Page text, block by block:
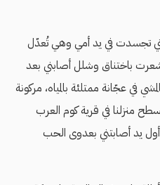
تجسدت في يد أمي وهي تُعدّل
باختناق وشلل أصابني بعد
في عجّانة ممتلئة بالمياه، مركونة
منزلنا في قرية كوم العرب
يد أصابتني بعدوى الحب